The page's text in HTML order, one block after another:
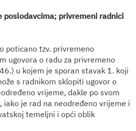
poslodavcima; privremeni radnici
poticano tzv. privremeno
ugovora o radu za privremeno
u kojem je sporan stavak 1. koji
s radnikom sklopiti ugovor o
vrijeme, dakle po svom
iako je rad na neodređeno vrijeme i
temeljni i opći oblik